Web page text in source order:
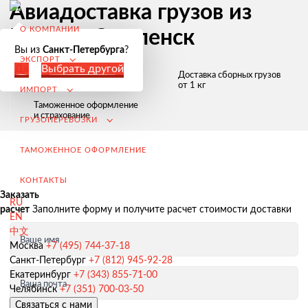
О КОМПАНИИ
ЭКСПОРТ
ИМПОРТ
ГРУЗОПЕРЕВОЗКИ
ТАМОЖЕННОЕ ОФОРМЛЕНИЕ
КОНТАКТЫ
RU
EN
中文
Москва +7 (495) 744-37-18
Санкт-Петербург +7 (812) 945-92-28
Екатеринбург +7 (343) 855-71-00
Челябинск +7 (351) 700-03-50
Связаться с нами
Экспорт из России
Заключение контрактов и согласование условий поставки
Таможенное оформление и разрешительная документация
Авиадоставка грузов из
Китая в Смоленск
Любые виды
транспортных средств
Доставка сборных грузов
от 1 кг
Таможенное оформление
и страхование
Заказать
расчет Заполните форму и получите расчет стоимости доставки
Ваше имя
Ваша почта
Вы из Санкт-Петербурга?
Выбрать другой